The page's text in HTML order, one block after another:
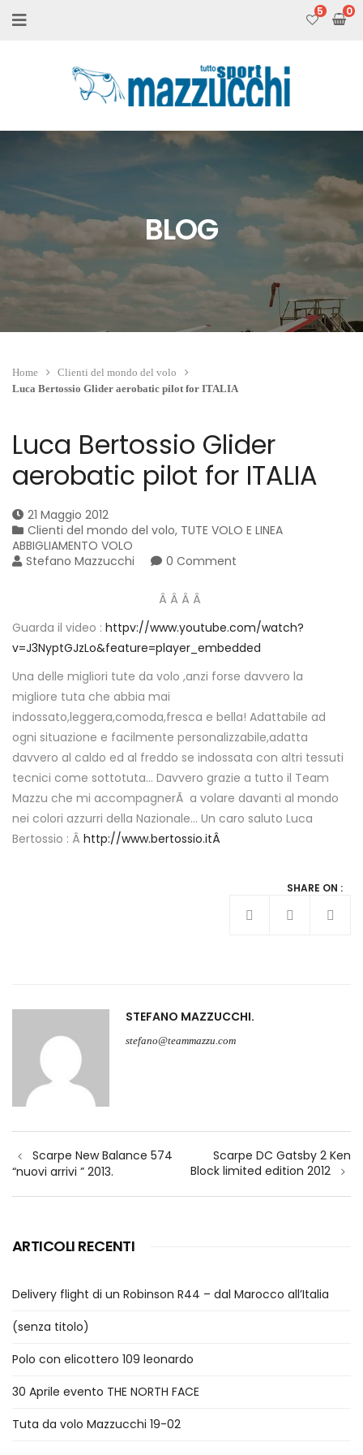
5
BLOG
Home
Clienti del mondo del volo
Luca Bertossio Glider aerobatic pilot for ITALIA
Luca Bertossio Glider
aerobatic pilot for ITALIA
21 Maggio 2012
Clienti del mondo del volo, TUTE VOLO E LINEA
ABBIGLIAMENTO VOLO
Stefano Mazzucchi
0 Comment
Â Â Â Â
Guarda il video : httpv://www.youtube.com/watch?
v=J3NyptGJzLo&feature=player_embedded
Una delle migliori tute da volo ,anzi forse davvero la
migliore tuta che abbia mai
indossato,leggera,comoda,fresca e bella! Adattabile ad
ogni situazione e facilmente personalizzabile,adatta
davvero al caldo ed al freddo se indossata con altri tessuti
tecnici come sottotuta… Davvero grazie a tutto il Team
Mazzu che mi accompagnerÃ a volare davanti al mondo
nei colori azzurri della Nazionale… Un caro saluto Luca
Bertossio : Â http://www.bertossio.itÂ
SHARE ON :
STEFANO MAZZUCCHI
stefano@teammazzu.com
articoli
Scarpe New Balance 574
“nuovi arrivi ” 2013.
Scarpe DC Gatsby 2 Ken
Block limited edition 2012
ARTICOLI RECENTI
Delivery flight di un Robinson R44 – dal Marocco all’Italia
(senza titolo)
Polo con elicottero 109 leonardo
30 Aprile evento THE NORTH FACE
Tuta da volo Mazzucchi 19-02